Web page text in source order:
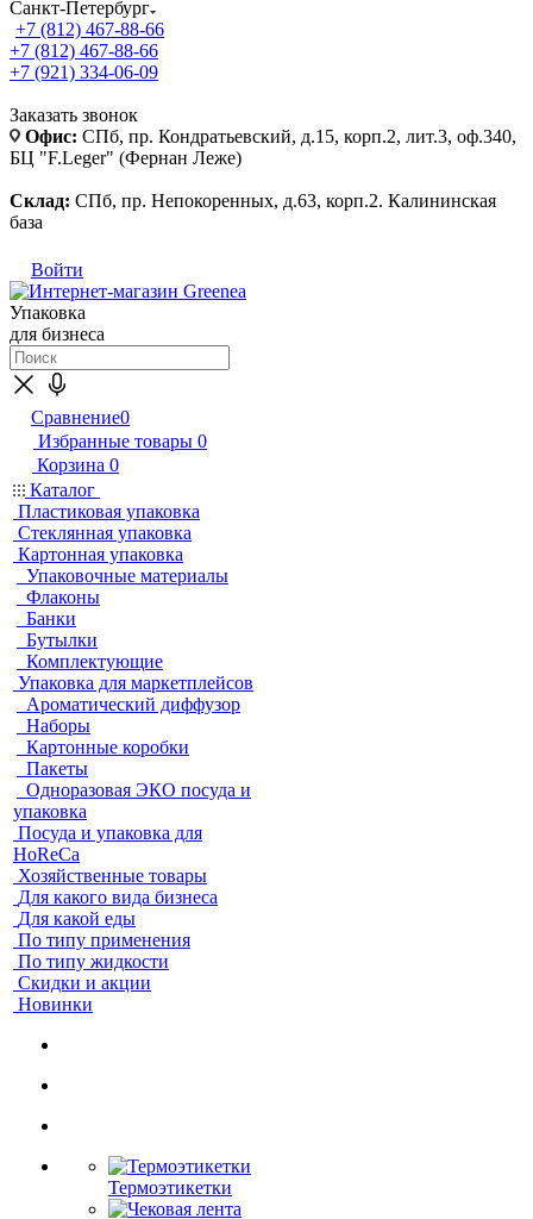
Санкт-Петербург
+7 (812) 467-88-66
+7 (812) 467-88-66
+7 (921) 334-06-09
Заказать звонок
Офис: СПб, пр. Кондратьевский, д.15, корп.2, лит.3, оф.340,
БЦ "F.Leger" (Фернан Леже)
Склад: СПб, пр. Непокоренных, д.63, корп.2. Калининская
база
Войти
Упаковка
для бизнеса
Сравнение0
Избранные товары 0
Корзина 0
Каталог
Пластиковая упаковка
Стеклянная упаковка
Картонная упаковка
Упаковочные материалы
Флаконы
Банки
Бутылки
Комплектующие
Упаковка для маркетплейсов
Ароматический диффузор
Наборы
Картонные коробки
Пакеты
Одноразовая ЭКО посуда и
упаковка
Посуда и упаковка для
HoReCa
Хозяйственные товары
Для какого вида бизнеса
Для какой еды
По типу применения
По типу жидкости
Скидки и акции
Новинки
Термоэтикетки